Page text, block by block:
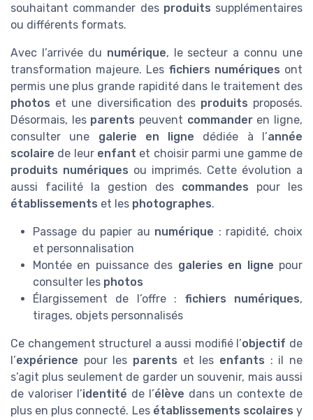
souhaitant commander des produits supplémentaires
ou différents formats.
Avec l’arrivée du numérique, le secteur a connu une
transformation majeure. Les fichiers numériques ont
permis une plus grande rapidité dans le traitement des
photos et une diversification des produits proposés.
Désormais, les parents peuvent commanderen ligne,
consulter une galerie en ligne dédiée à l’année
scolaire de leur enfant et choisir parmi une gamme de
produits numériques ou imprimés. Cette évolution a
aussi facilité la gestion des commandes pour les
établissements et les photographes.
Passage du papier au numérique : rapidité, choix
et personnalisation
Montée en puissance des galeries en ligne pour
consulter les photos
Élargissement de l’offre : fichiers numériques,
tirages, objets personnalisés
Ce changement structurel a aussi modifié l’objectif de
l’expérience pour les parents et les enfants : il ne
s’agit plus seulement de garder un souvenir, mais aussi
de valoriser l’identité de l’élève dans un contexte de
plus en plus connecté. Les établissements scolaires y